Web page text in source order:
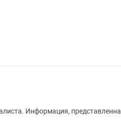
Информация,